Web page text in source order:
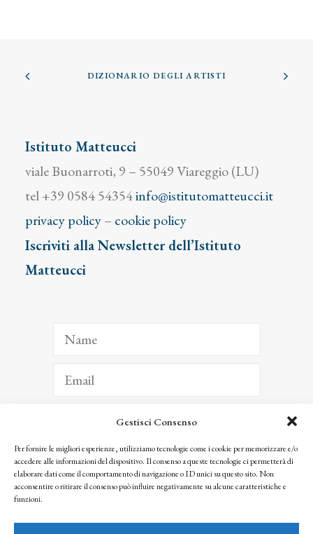
Gestisci Consenso
Per fornire le migliori esperienze, utilizziamo tecnologie come i cookie per memorizzare e/o
accedere alle informazioni del dispositivo. Il consenso a queste tecnologie ci permetterà di
elaborare dati come il comportamento di navigazione o ID unici su questo sito. Non
acconsentire o ritirare il consenso può influire negativamente su alcune caratteristiche e
funzioni.
DIZIONARIO DEGLI ARTISTI
Istituto Matteucci
viale Buonarroti, 9 – 55049 Viareggio (LU)
tel +39 0584 54354info@istitutomatteucci.it
privacy policy– cookie policy
Iscriviti alla Newsletter dell’Istituto
Matteucci
ISCRIVITI
Facendo clic per iscriverti, riconosci che le tue informazioni saranno trattate
seguendo la nostra Privacy Policy
© 2025 Istituto Matteucci. All right reserved
l’autorizzazione scritta dei proprietari dei diritti e dell’Istituto Matteucci